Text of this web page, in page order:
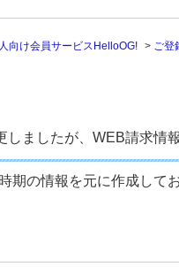
向け会員サービスHelloOG! > ご登
しましたが、WEB請求情
期の情報を元に作成して